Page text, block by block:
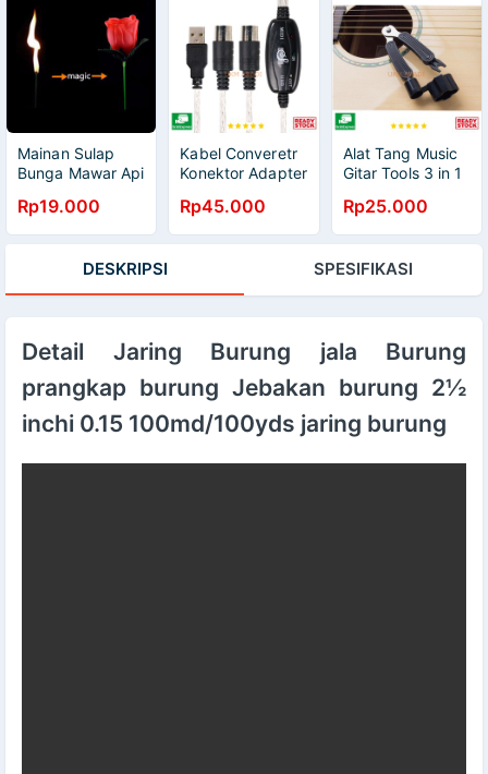
Mainan Sulap
Bunga Mawar Api
Flower Magic
Trick 82120
Rp19.000
Kabel Converetr
Konektor Adapter
ke PC Laptop
USB AY03
Rp45.000
Alat Tang Music
Gitar Tools 3 in 1
Bridge Pins Puller
String Cutter
Rp25.000
DESKRIPSI SPESIFIKASI
Detail Jaring Burung jala Burung
prangkap burung Jebakan burung 2½
inchi 0.15 100md/100yds jaring burung